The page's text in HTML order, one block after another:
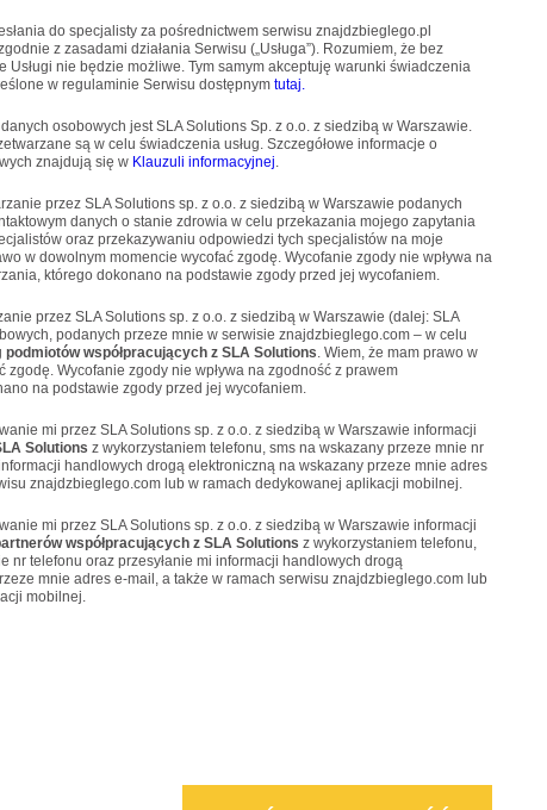
do specjalisty za pośrednictwem serwisu znajdzbieglego.pl
z zasadami działania Serwisu („Usługa”). Rozumiem, że bez
Usługi nie będzie możliwe. Tym samym akceptuję warunki świadczenia
w regulaminie Serwisu dostępnym tutaj.
osobowych jest SLA Solutions Sp. z o.o. z siedzibą w Warszawie.
są w celu świadczenia usług. Szczegółowe informacje o
znajdują się w Klauzuli informacyjnej.
przez SLA Solutions sp. z o.o. z siedzibą w Warszawie podanych
danych o stanie zdrowia w celu przekazania mojego zapytania
oraz przekazywaniu odpowiedzi tych specjalistów na moje
w dowolnym momencie wycofać zgodę. Wycofanie zgody nie wpływa na
którego dokonano na podstawie zgody przed jej wycofaniem.
przez SLA Solutions sp. z o.o. z siedzibą w Warszawie (dalej: SLA
podanych przeze mnie w serwisie znajdzbieglego.com – w celu
podmiotów współpracujących z SLA Solutions. Wiem, że mam prawo w
zgodę. Wycofanie zgody nie wpływa na zgodność z prawem
na podstawie zgody przed jej wycofaniem.
mi przez SLA Solutions sp. z o.o. z siedzibą w Warszawie informacji
Solutions z wykorzystaniem telefonu, sms na wskazany przeze mnie nr
handlowych drogą elektroniczną na wskazany przeze mnie adres
znajdzbieglego.com lub w ramach dedykowanej aplikacji mobilnej.
mi przez SLA Solutions sp. z o.o. z siedzibą w Warszawie informacji
współpracujących z SLA Solutions z wykorzystaniem telefonu,
nr telefonu oraz przesyłanie mi informacji handlowych drogą
mnie adres e-mail, a także w ramach serwisu znajdzbieglego.com lub
mobilnej.